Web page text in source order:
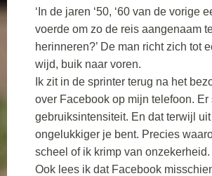
‘In de jaren ‘50, ‘60 van de
voerde om zo de reis aangenaam
herinneren?’ De man richt zich tot
wijd, buik naar voren.
Ik zit in de sprinter terug na het
over Facebook op mijn telefoon.
gebruiksintensiteit. En dat terwijl
ongelukkiger je bent. Precies
scheel of ik krimp van onzekerheid.
Ook lees ik dat Facebook